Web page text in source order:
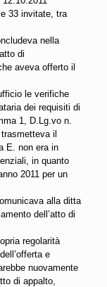
33 invitate, tra
nella
di
aveva offerto il
le verifiche
dei requisiti di
1, D.Lg.vo n.
il
E. non era in
in quanto
2011 per un
alla ditta
dell’atto di
regolarità
e
nuovamente
di appalto,